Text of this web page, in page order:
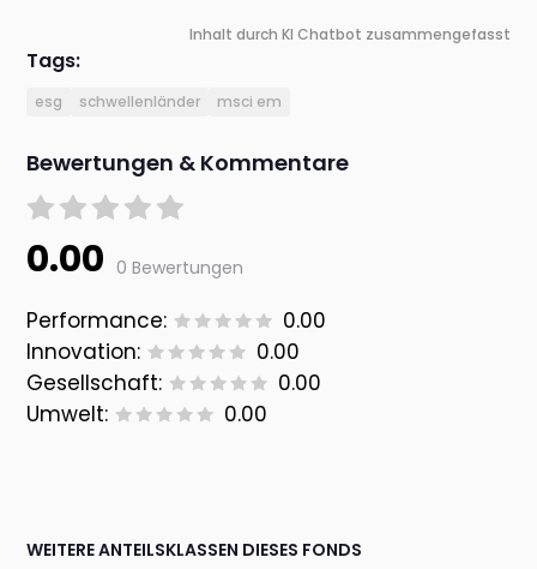
Inhalt durch KI Chatbot zusammengefasst
Tags:
esg schwellenländer msci em
Bewertungen & Kommentare
0.00 0 Bewertungen
Performance:
0.00
Innovation:
0.00
Gesellschaft:
0.00
Umwelt:
0.00
WEITERE ANTEILSKLASSEN DIESES FONDS